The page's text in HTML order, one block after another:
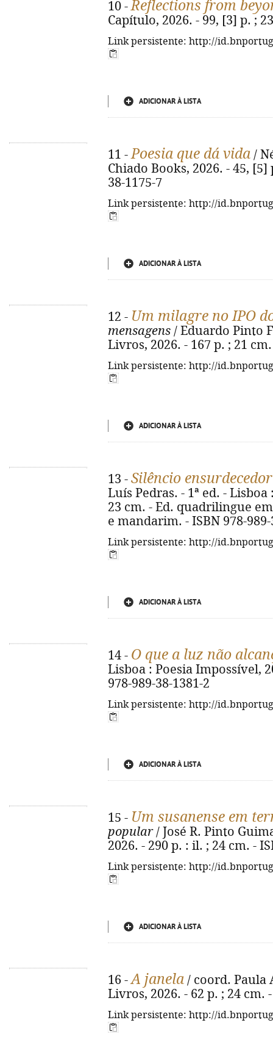
10 -Reflections from
Capítulo, 2026. - 99, [3] p. ;
Link persistente: http://
ADICIONAR À LISTA
11 -Poesia que dá vida /
Chiado Books, 2026. - 45, [5]
38-1175-7
Link persistente: http://
ADICIONAR À LISTA
12 - Um milagre no IPO
mensagens / Eduardo Pinto
Livros, 2026. - 167 p. ; 21
Link persistente: http://
ADICIONAR À LISTA
13 - Silêncio ensurdecedor
Luís Pedras. - 1ª ed. -
23 cm. - Ed. quadrilingue
e mandarim. - ISBN 978-989-
Link persistente: http://
ADICIONAR À LISTA
14 - O que a luz não
Lisboa : Poesia Impossível,
978-989-38-1381-2
Link persistente: http://
ADICIONAR À LISTA
15 - Um susanense em
popular/ José R. Pinto
2026. - 290 p. : il. ; 24 cm. -
Link persistente: http://
ADICIONAR À LISTA
16 -A janela / coord. Paula
Livros, 2026. - 62 p. ; 24 cm.
Link persistente: http://